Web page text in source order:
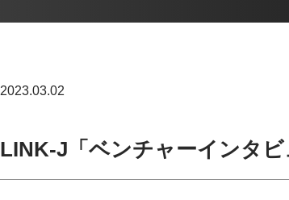
2023.03.02
LINK-J「ベンチャーインタ